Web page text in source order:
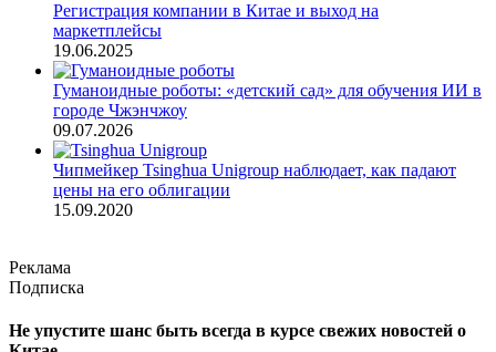
Регистрация компании в Китае и выход на
маркетплейсы
19.06.2025
Гуманоидные роботы: «детский сад» для обучения ИИ в
городе Чжэнчжоу
09.07.2026
Чипмейкер Tsinghua Unigroup наблюдает, как падают
цены на его облигации
15.09.2020
Реклама
Подписка
Не упустите шанс быть всегда в курсе свежих новостей о